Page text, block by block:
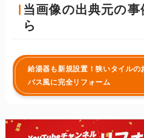
当画像の出典元の事
ら
給湯器も新規設置！狭いタイルの
バス風に完全リフォーム